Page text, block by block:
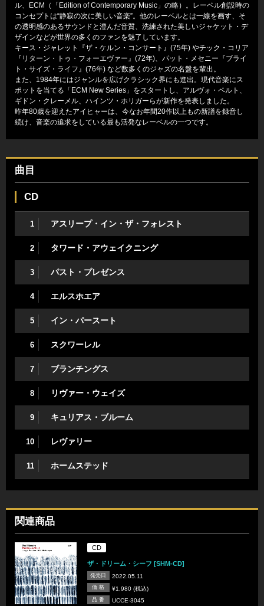
ル、ECM（「Edition of Contemporary Music」の略）。レーベル創設時の
コンセプトは“静寂の次に美しい音楽”。他のレーベルとは一線を画す、そ
の透明感のあるサウンドと澄んだ音質、洗練された美しいジャケット・デ
ザインなどが世界の多くのファンを魅了しています。
キース・ジャレット『ザ・ケルン・コンサート』(75年) やチック・コリア
『リターン・トゥ・フォーエヴァー』(72年)、パット・メセニー『ブライ
ト・サイズ・ライフ』(76年) など数多くのジャズの名盤を輩出。
また、1984年にはジャンルを広げクラシック界にも進出。現代音楽にス
ポットを当てる「ECM New Series」をスタートし、アルヴォ・ペルト、
ギドン・クレーメル、ハインツ・ホリガーらが新作を発表しました。
昨年80歳を迎えたアイヒャーは、今なお年間20作以上もの新譜を録音し
続け、音楽の追求をしている最も活発なレーベルの一つです。
曲目
CD
1 アスリープ・イン・ザ・フォレスト
2 タワード・アウェイクニング
3 パスト・プレゼンス
4 エルスホエア
5 イン・パースート
6 スクワーレル
7 ブランチングス
8 リヴァー・ウェイズ
9 キュリアス・ブルーム
10 レヴァリー
11 ホームステッド
関連商品
CD
ザ・ドリーム・シーフ [SHM-CD]
発売日 2022.05.11
価 格 ¥1,980 (税込)
品 番 UCCE-3045